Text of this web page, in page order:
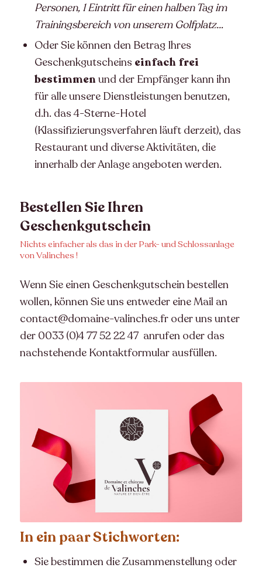
Personen, 1 Eintritt für einen halben Tag im
Trainingsbereich von unserem Golfplatz…
Oder Sie können den Betrag Ihres
Geschenkgutscheins einfach frei
bestimmen und der Empfänger kann ihn
für alle unsere Dienstleistungen benutzen,
d.h. das 4-Sterne-Hotel
(Klassifizierungsverfahren läuft derzeit), das
Restaurant und diverse Aktivitäten, die
innerhalb der Anlage angeboten werden.
Bestellen Sie Ihren
Geschenkgutschein
Nichts einfacher als das in der Park- und Schlossanlage
von Valinches !
Wenn Sie einen Geschenkgutschein bestellen
wollen, können Sie uns entweder eine Mail an
contact@domaine-valinches.froder uns unter
der 0033 (0)4 77 52 22 47anrufen oder das
nachstehende Kontaktformular ausfüllen.
In ein paar Stichworten:
Sie bestimmen die Zusammenstellung oder